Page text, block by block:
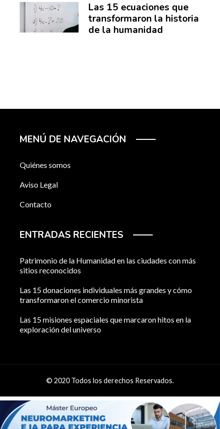
Las 15 ecuaciones que
transformaron la historia
de la humanidad
MENÚ DE NAVEGACIÓN
Quiénes somos
Aviso Legal
Contacto
ENTRADAS RECIENTES
Patrimonio de la Humanidad en las ciudades con más
sitios reconocidos
Las 15 donaciones individuales más grandes y cómo
transformaron el comercio minorista
Las 15 misiones espaciales que marcaron hitos en la
exploración del universo
© 2020 Todos los derechos Reservados.